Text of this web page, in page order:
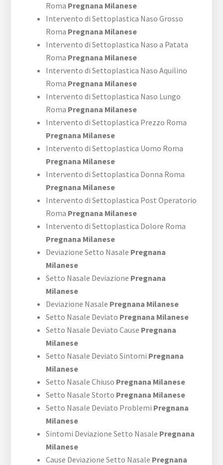
Roma Pregnana Milanese
Intervento di Settoplastica Naso Grosso
Roma Pregnana Milanese
Intervento di Settoplastica Naso a Patata
Roma Pregnana Milanese
Intervento di Settoplastica Naso Aquilino
Roma Pregnana Milanese
Intervento di Settoplastica Naso Lungo
Roma Pregnana Milanese
Intervento di Settoplastica Prezzo Roma
Pregnana Milanese
Intervento di Settoplastica Uomo Roma
Pregnana Milanese
Intervento di Settoplastica Donna Roma
Pregnana Milanese
Intervento di Settoplastica Post Operatorio
Roma Pregnana Milanese
Intervento di Settoplastica Dolore Roma
Pregnana Milanese
Deviazione Setto Nasale Pregnana
Milanese
Setto Nasale Deviazione Pregnana
Milanese
Deviazione Nasale Pregnana Milanese
Setto Nasale Deviato Pregnana Milanese
Setto Nasale Deviato Cause Pregnana
Milanese
Setto Nasale Deviato Sintomi Pregnana
Milanese
Setto Nasale Chiuso Pregnana Milanese
Setto Nasale Storto Pregnana Milanese
Setto Nasale Deviato Problemi Pregnana
Milanese
Sintomi Deviazione Setto Nasale Pregnana
Milanese
Cause Deviazione Setto Nasale Pregnana